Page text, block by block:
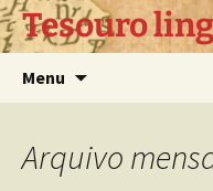
Pular
paraTesouro
Menu
Arquivo